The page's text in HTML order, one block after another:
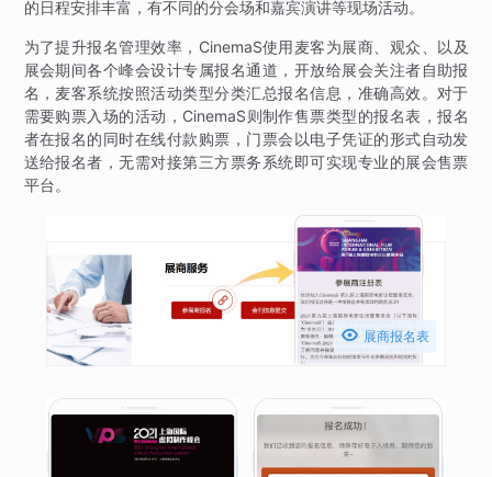
的日程安排丰富，有不同的分会场和嘉宾演讲等现场活动。
为了提升报名管理效率，CinemaS使用麦客为展商、观众、以及
展会期间各个峰会设计专属报名通道，开放给展会关注者自助报
名，麦客系统按照活动类型分类汇总报名信息，准确高效。对于
需要购票入场的活动，CinemaS则制作售票类型的报名表，报名
者在报名的同时在线付款购票，门票会以电子凭证的形式自动发
送给报名者，无需对接第三方票务系统即可实现专业的展会售票
平台。
 展商报名表